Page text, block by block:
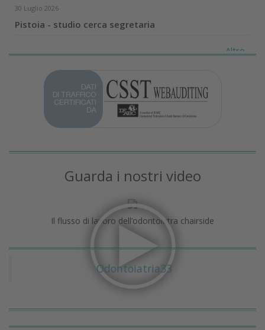
30 Luglio 2026
Pistoia - studio cerca segretaria
Altro...
Guarda i nostri video
Il flusso di lavoro dell’odontoiatra chairside
Odontoiatria33